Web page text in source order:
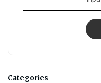
Categories